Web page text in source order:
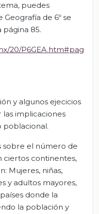
puedes
de 6º se
85.
20/P6GEA.htm#pag
y algunos ejecicios
las implicaciones
poblacional.
sobre el número de
ciertos continentes,
Mujeres, niñas,
y adultos mayores,
donde la
la población y